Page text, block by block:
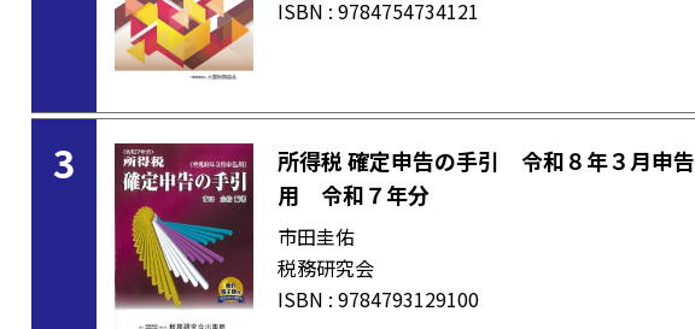
ISBN : 9784754734121
3
所得税 確定申告の手引 令和８年３月申告
用 令和７年分
市田圭佑
税務研究会
ISBN : 9784793129100